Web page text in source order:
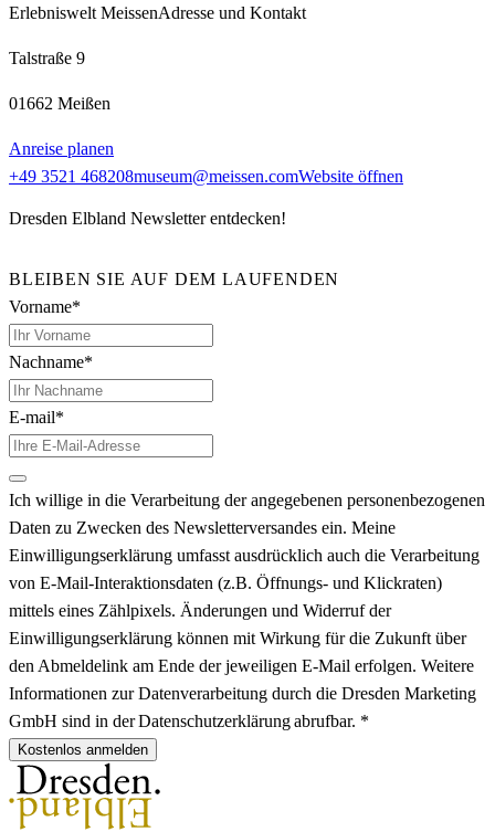
Erlebniswelt MeissenAdresse und Kontakt
Talstraße 9
01662 Meißen
Anreise planen
+49 3521 468208museum@meissen.comWebsite öffnen
Dresden Elbland Newsletter entdecken!
BLEIBEN SIE AUF DEM LAUFENDEN
Vorname*
Nachname*
E-mail*
Ich willige in die Verarbeitung der angegebenen personenbezogenen
Daten zu Zwecken des Newsletterversandes ein. Meine
Einwilligungserklärung umfasst ausdrücklich auch die Verarbeitung
von E-Mail-Interaktionsdaten (z.B. Öffnungs- und Klickraten)
mittels eines Zählpixels. Änderungen und Widerruf der
Einwilligungserklärung können mit Wirkung für die Zukunft über
den Abmeldelink am Ende der jeweiligen E-Mail erfolgen. Weitere
Informationen zur Datenverarbeitung durch die Dresden Marketing
GmbH sind in der Datenschutzerklärung abrufbar. *
Kostenlos anmelden